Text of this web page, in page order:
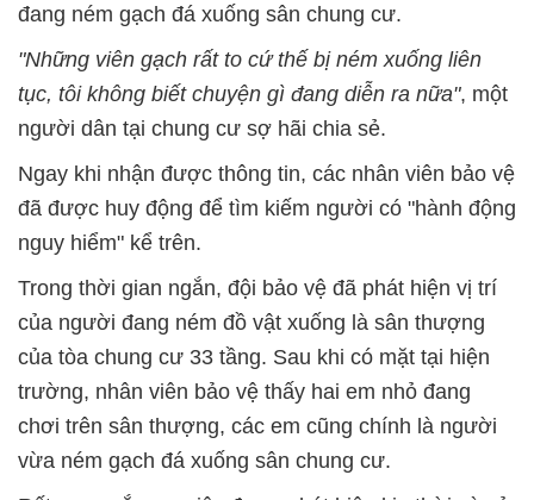
đang ném gạch đá xuống sân chung cư.
"Những viên gạch rất to cứ thế bị ném xuống liên
tục, tôi không biết chuyện gì đang diễn ra nữa", một
người dân tại chung cư sợ hãi chia sẻ.
Ngay khi nhận được thông tin, các nhân viên bảo vệ
đã được huy động để tìm kiếm người có "hành động
nguy hiểm" kể trên.
Trong thời gian ngắn, đội bảo vệ đã phát hiện vị trí
của người đang ném đồ vật xuống là sân thượng
của tòa chung cư 33 tầng. Sau khi có mặt tại hiện
trường, nhân viên bảo vệ thấy hai em nhỏ đang
chơi trên sân thượng, các em cũng chính là người
vừa ném gạch đá xuống sân chung cư.